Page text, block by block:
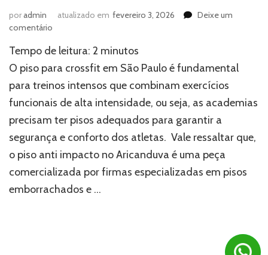
poradmin atualizado em fevereiro 3, 2026
Deixe um
comentário
para
crossfit
São
Paulo:
quais
as
vantagens
e
onde
encontrar
Tempo de leitura: 2 minutos
O piso para crossfit em São Paulo é fundamental
para treinos intensos que combinam exercícios
funcionais de alta intensidade, ou seja, as academias
precisam ter pisos adequados para garantir a
segurança e conforto dos atletas. Vale ressaltar que,
o piso anti impacto no Aricanduva é uma peça
comercializada por firmas especializadas em pisos
emborrachados e …